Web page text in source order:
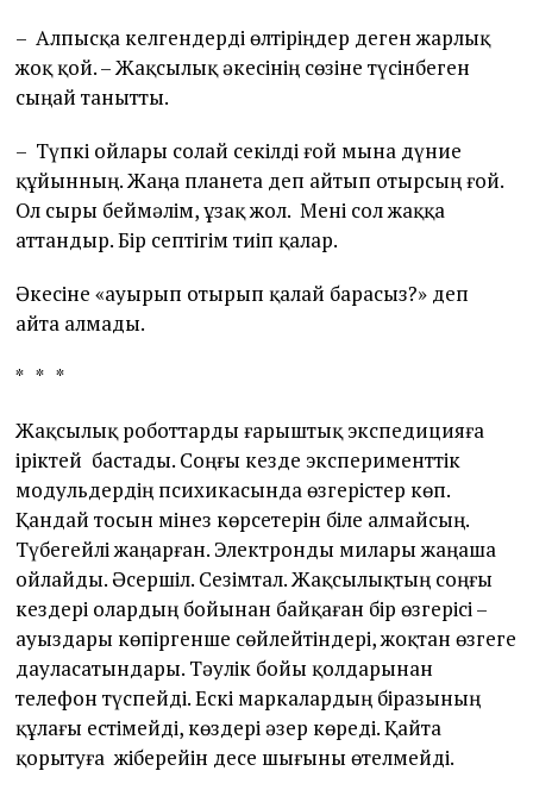
– Алпысқа келгендерді өлтіріңдер деген жарлық
жоқ қой. – Жақсылық әкесінің сөзіне түсінбеген
сыңай танытты.
– Түпкі ойлары солай секілді ғой мына дүние
құйынның. Жаңа планета деп айтып отырсың ғой.
Ол сыры беймәлім, ұзақ жол. Мені сол жаққа
аттандыр. Бір септігім тиіп қалар.
Әкесіне «ауырып отырып қалай барасыз?» деп
айта алмады.
* * *
Жақсылық роботтарды ғарыштық экспедицияға
іріктей бастады. Соңғы кезде эксперименттік
модульдердің психикасында өзгерістер көп.
Қандай тосын мінез көрсетерін біле алмайсың.
Түбегейлі жаңарған. Электронды милары жаңаша
ойлайды. Әсершіл. Сезімтал. Жақсылықтың соңғы
кездері олардың бойынан байқаған бір өзгерісі –
ауыздары көпіргенше сөйлейтіндері, жоқтан өзгеге
дауласатындары. Тәулік бойы қолдарынан
телефон түспейді. Ескі маркалардың біразының
құлағы естімейді, көздері әзер көреді. Қайта
қорытуға жіберейін десе шығыны өтелмейді.